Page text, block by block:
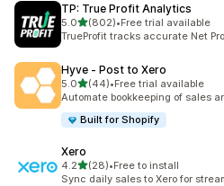
TP: True Profit Analytics
5.05つ星中
(802)
合計レビュー数：802件
•Free trial available
TrueProfit tracks accurate Net
Hyve ‑ Post to Xero
5.05つ星中
(44)
合計レビュー数：44件
•Free trial available
Automate bookkeeping of sales
Built for Shopify
Xero
4.25つ星中
(28)
合計レビュー数：28件
•Free to install
Sync daily sales to Xero for